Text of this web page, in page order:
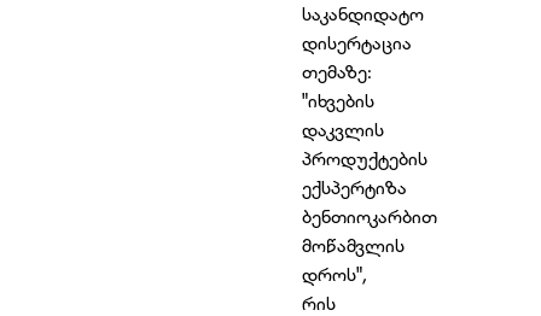
საკანდიდატო
დისერტაცია
თემაზე:
"იხვების
დაკვლის
პროდუქტების
ექსპერტიზა
ბენთიოკარბით
მოწამვლის
დროს",
რის